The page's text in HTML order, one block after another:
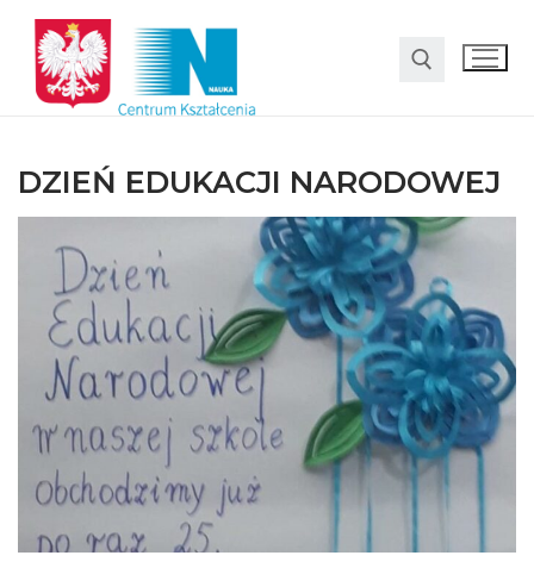
O nas
Oferta
LO SMS Talent
Strefa ucznia
DZIEŃ EDUKACJI NARODOWEJ